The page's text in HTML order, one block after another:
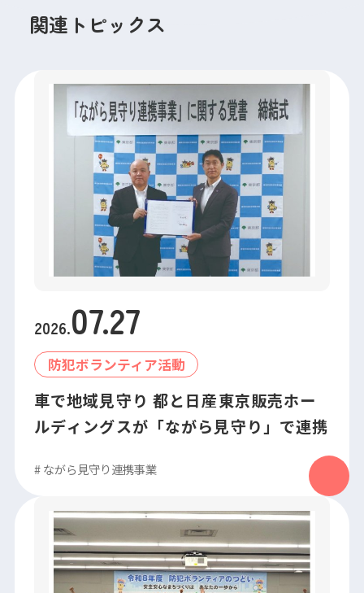
関連トピックス
2026.07.27
防犯ボランティア活動
車で地域見守り 都と日産東京販売ホー
ルディングスが「ながら見守り」で連携
#ながら見守り連携事業